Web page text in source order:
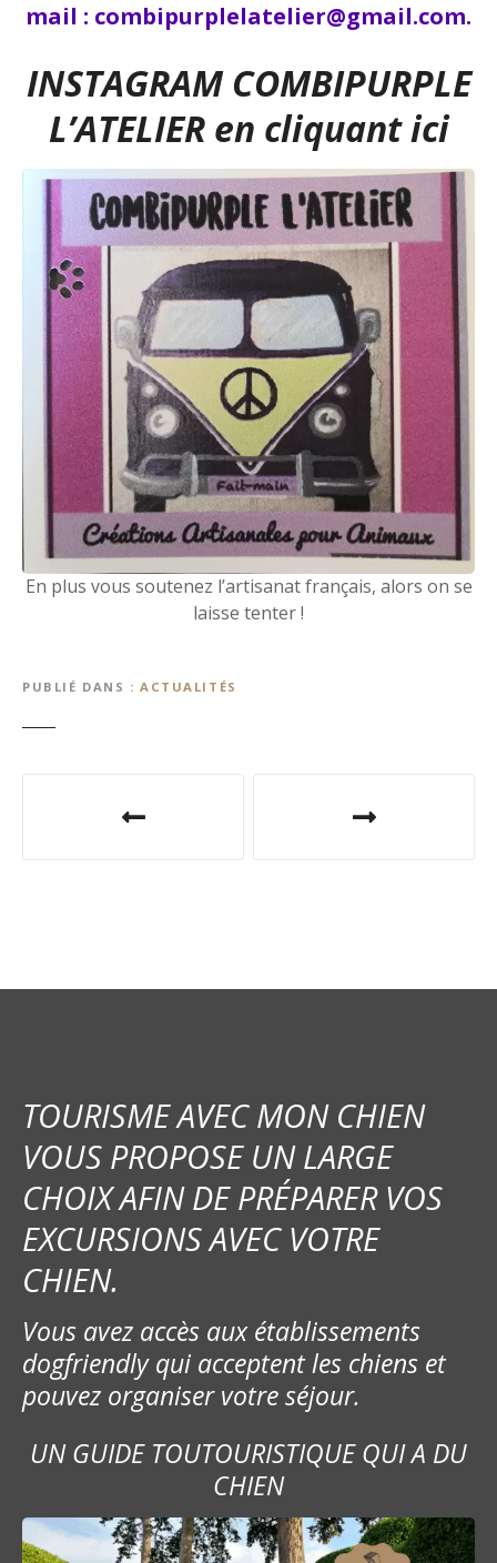
mail : combipurplelatelier@gmail.com.
INSTAGRAM COMBIPURPLE
L’ATELIER en cliquant ici
En plus vous soutenez l’artisanat français, alors on se
laisse tenter !
PUBLIÉ DANS ACTUALITÉS
i
o
n
d
e
l
’
a
r
t
TOURISME AVEC MON CHIEN
VOUS PROPOSE UN LARGE
CHOIX AFIN DE PRÉPARER VOS
EXCURSIONS AVEC VOTRE
CHIEN.
Vous avez accès aux établissements
dogfriendly qui acceptent les chiens et
pouvez organiser votre séjour.
UN GUIDE TOUTOURISTIQUE QUI A DU
CHIEN